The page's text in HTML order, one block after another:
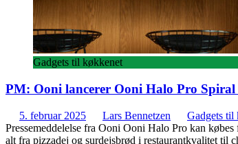
Gadgets til køkkenet
PM: Ooni lancerer Ooni Halo Pro
5. februar 2025 Lars Bennetzen Gadgets til
Pressemeddelelse fra Ooni Ooni Halo Pro kan
alt fra pizzadej og surdejsbrød i restaurantkvalitet til